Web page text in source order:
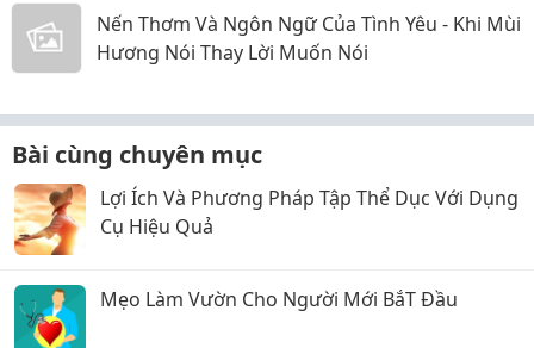
Nến Thơm Và Ngôn Ngữ Của Tình Yêu - Khi Mùi
Hương Nói Thay Lời Muốn Nói
Bài cùng chuyên mục
Lợi Ích Và Phương Pháp Tập Thể Dục Với Dụng
Cụ Hiệu Quả
Mẹo Làm Vườn Cho Người Mới BắT Đầu